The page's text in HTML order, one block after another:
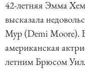
42-летняя Эмма
высказала
Мур (Demi Moore).
американская
летним Брюсом